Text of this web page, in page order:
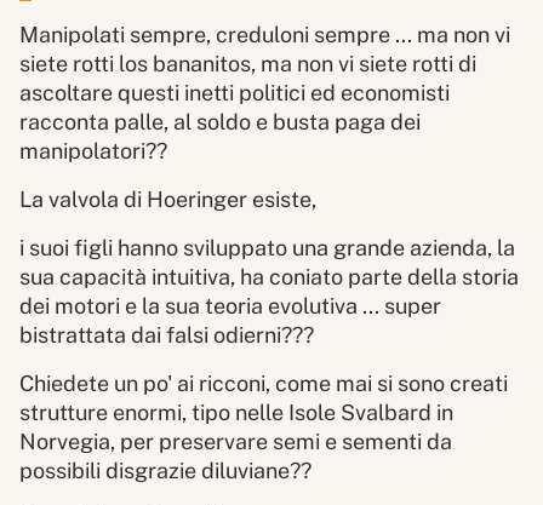
Manipolati sempre, creduloni sempre ... ma non vi
siete rotti los bananitos, ma non vi siete rotti di
ascoltare questi inetti politici ed economisti
racconta palle, al soldo e busta paga dei
manipolatori??
La valvola di Hoeringer esiste,
i suoi figli hanno sviluppato una grande azienda, la
sua capacità intuitiva, ha coniato parte della storia
dei motori e la sua teoria evolutiva ... super
bistrattata dai falsi odierni???
Chiedete un po' ai ricconi, come mai si sono creati
strutture enormi, tipo nelle Isole Svalbard in
Norvegia, per preservare semi e sementi da
possibili disgrazie diluviane??